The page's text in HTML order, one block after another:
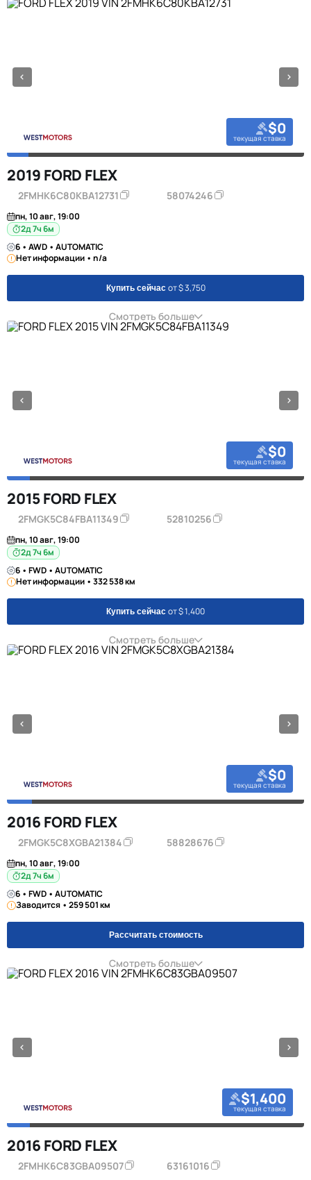
$0
текущая ставка
2019 FORD FLEX
2FMHK6C80KBA12731 58074246
пн, 10 авг, 19:00
2д 7ч 6м
6 • AWD • AUTOMATIC
Нет информации • n/a
Купить сейчас от $ 3,750
Смотреть больше
$0
текущая ставка
2015 FORD FLEX
2FMGK5C84FBA11349 52810256
пн, 10 авг, 19:00
2д 7ч 6м
6 • FWD • AUTOMATIC
Нет информации • 332 538 км
Купить сейчас от $ 1,400
Смотреть больше
$0
текущая ставка
2016 FORD FLEX
2FMGK5C8XGBA21384 58828676
пн, 10 авг, 19:00
2д 7ч 6м
6 • FWD • AUTOMATIC
Заводится • 259 501 км
Рассчитать стоимость
Смотреть больше
$1,400
текущая ставка
2016 FORD FLEX
2FMHK6C83GBA09507 63161016